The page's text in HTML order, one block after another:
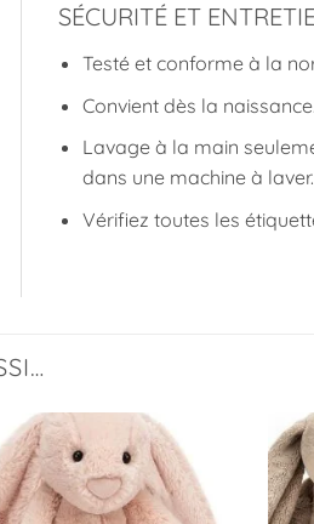
SÉCURITÉ ET
Testé et conforme à la
Convient dès la naissance.
Lavage à la main
dans une machine à laver.
Vérifiez toutes les
Ajouter
à la
liste